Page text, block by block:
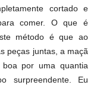
cortado e
comer. O que é
método é que ao
peças juntas, a maçã
por uma quantia
surpreendente. Eu